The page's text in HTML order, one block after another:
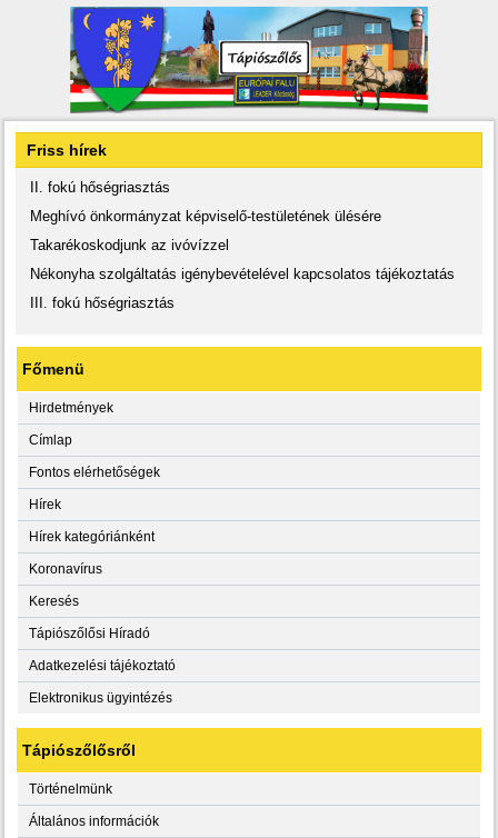
Friss hírek
II. fokú hőségriasztás
Meghívó önkormányzat képviselő-testületének ülésére
Takarékoskodjunk az ivóvízzel
Nékonyha szolgáltatás igénybevételével kapcsolatos tájékoztatás
III. fokú hőségriasztás
Főmenü
Hirdetmények
Címlap
Fontos elérhetőségek
Hírek
Hírek kategóriánként
Koronavírus
Keresés
Tápiószőlősi Híradó
Adatkezelési tájékoztató
Elektronikus ügyintézés
Tápiószőlősről
Történelmünk
Általános információk